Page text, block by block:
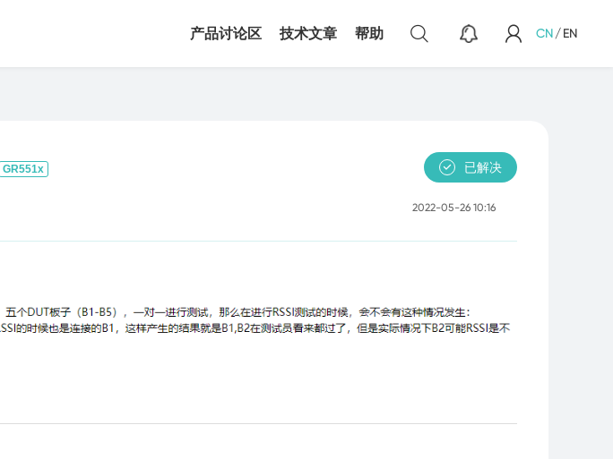
产品讨论区 技术文章 帮助 CN/EN
GR551x 已解决
2022-05-26 10:16